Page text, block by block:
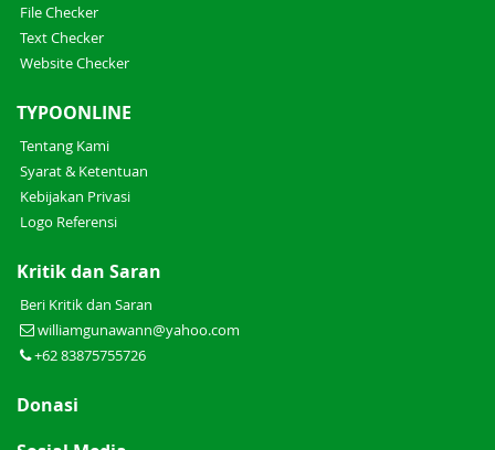
File Checker
Text Checker
Website Checker
TYPOONLINE
Tentang Kami
Syarat & Ketentuan
Kebijakan Privasi
Logo Referensi
Kritik dan Saran
Beri Kritik dan Saran
williamgunawann@yahoo.com
+62 83875755726
Donasi